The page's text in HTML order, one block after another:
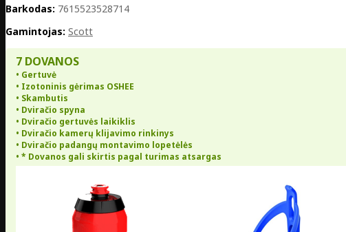
Barkodas: 7615523528714
Gamintojas: Scott
7 DOVANOS
• Gertuvė
• Izotoninis gėrimas OSHEE
• Skambutis
• Dviračio spyna
• Dviračio gertuvės laikiklis
• Dviračio kamerų klijavimo rinkinys
• Dviračio padangų montavimo lopetėlės
• * Dovanos gali skirtis pagal turimas atsargas